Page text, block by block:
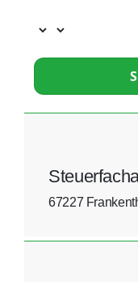
67227